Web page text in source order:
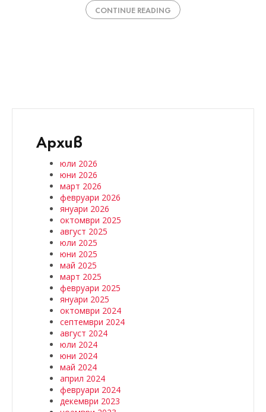
CONTINUE READING
Архив
юли 2026
юни 2026
март 2026
февруари 2026
януари 2026
октомври 2025
август 2025
юли 2025
юни 2025
май 2025
март 2025
февруари 2025
януари 2025
октомври 2024
септември 2024
август 2024
юли 2024
юни 2024
май 2024
април 2024
февруари 2024
декември 2023